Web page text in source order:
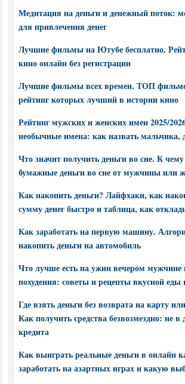
Медитация на деньги и денежный поток:
для привлечения денег
Лучшие фильмы на Ютубе бесплатно.
кино онлайн без регистрации
Лучшие фильмы всех времен. ТОП
рейтинг которых лучший в истории кино
Рейтинг мужских и женских имен 2025/
необычные имена: как назвать мальчика,
Что значит получить деньги во сне. К
бумажные деньги во сне от мужчины или
Как накопить деньги? Лайфхаки, как
сумму денег быстро и таблица, как
Как заработать на первую машину.
накопить деньги на автомобиль
Что лучше есть на ужин вечером
похудения: советы и рецепты вкусной еды
Где взять деньги без возврата на карту
Как получить средства безвозмездно: не в
кредита
Как выиграть реальные деньги в онлайн
заработать на азартных играх и какую